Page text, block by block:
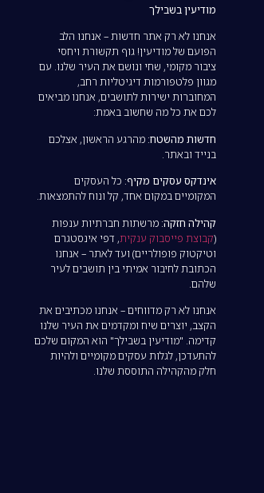
מודיעין בשבילך
אנחנו לא רק אתר חדשות – אנחנו הלב
הפועם של מודיעין! גוף תקשורת ויחסי
ציבור מקומי, שחי ונושם את העיר שלנו. עם
מגוון פלטפורמות דיגיטליות רחב,
המחוברות ישירות לתושבים, אנחנו מביאים
לכם את כל מה שחשוב באמת:
חדשות מהשטח: מהרגע הראשון, אצלכם
בנייד ובאתר.
אינדקס עסקים מקיף: כל העסקים
המקומיים במקום אחד, קל ונוח להתמצאות.
קהילה חזקה: מרשתות חברתיות ענפות
(קבוצת פייסבוק ענקית, דפי אינסטגרם
וטיקטוק פופולריים) ועד לאתר – אנחנו
הכתובת לחיבור אמיתי בין תושבים לעיר
שלהם.
אנחנו לא רק מדווחים – אנחנו מכתיבים את
הקצב, יוצרים שיח ומקדמים את העיר שלנו
קדימה. "מודיעין בשבילך" הוא המקום שלכם
להתעדכן, לגלות עסקים מקומיים ולהיות
חלק מהקהילה התוססת שלנו.